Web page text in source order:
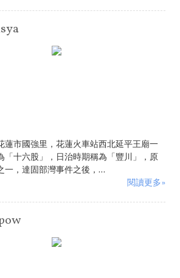
蓮市國強里，花蓮火車站西北延平王廟一
「十六股」，日治時期稱為「豐川」，原
一，達固部灣事件之後，...
閱讀更多»